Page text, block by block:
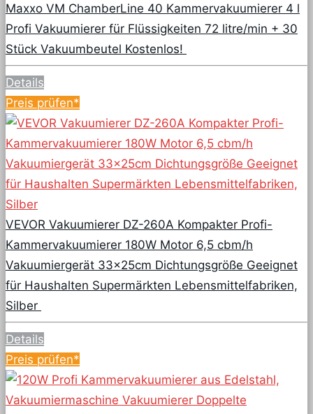
Maxxo VM ChamberLine 40 Kammervakuumierer 4 l
Profi Vakuumierer für Flüssigkeiten 72 litre/min + 30
Stück Vakuumbeutel Kostenlos!
Details
Preis prüfen*
VEVOR Vakuumierer DZ-260A Kompakter Profi-
Kammervakuumierer 180W Motor 6,5 cbm/h
Vakuumiergerät 33x25cm Dichtungsgröße Geeignet
für Haushalten Supermärkten Lebensmittelfabriken,
Silber
Details
Preis prüfen*